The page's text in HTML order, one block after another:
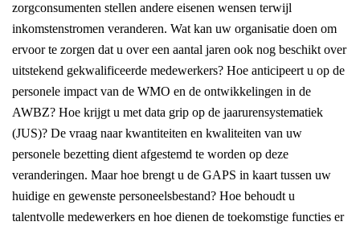
zorgconsumenten stellen andere eisenen wensen terwijl
inkomstenstromen veranderen. Wat kan uw organisatie doen om
ervoor te zorgen dat u over een aantal jaren ook nog beschikt over
uitstekend gekwalificeerde medewerkers? Hoe anticipeert u op de
personele impact van de WMO en de ontwikkelingen in de
AWBZ? Hoe krijgt u met data grip op de jaarurensystematiek
(JUS)? De vraag naar kwantiteiten en kwaliteiten van uw
personele bezetting dient afgestemd te worden op deze
veranderingen. Maar hoe brengt u de GAPS in kaart tussen uw
huidige en gewenste personeelsbestand? Hoe behoudt u
talentvolle medewerkers en hoe dienen de toekomstige functies er